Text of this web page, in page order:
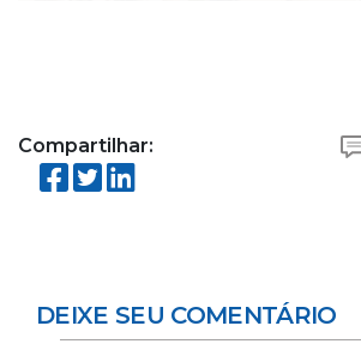
Compartilhar:
DEIXE SEU COMENTÁRIO